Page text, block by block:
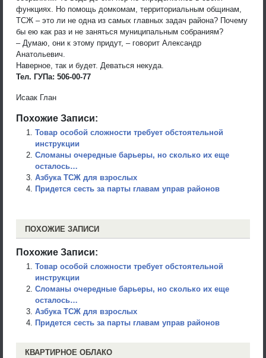
функциях. Но помощь домкомам, территориальным общинам,
ТСЖ – это ли не одна из самых главных задач района? Почему
бы ею как раз и не заняться муниципальным собраниям?
– Думаю, они к этому придут, – говорит Александр
Анатольевич.
Наверное, так и будет. Деваться некуда.
Тел. ГУПа: 506-00-77
Исаак Глан
Похожие Записи:
Товар особой сложности требует обстоятельной
инструкции
Сломаны очередные барьеры, но сколько их еще
осталось…
Азбука ТСЖ для взрослых
Придется сесть за парты главам управ районов
ПОХОЖИЕ ЗАПИСИ
Похожие Записи:
Товар особой сложности требует обстоятельной
инструкции
Сломаны очередные барьеры, но сколько их еще
осталось…
Азбука ТСЖ для взрослых
Придется сесть за парты главам управ районов
КВАРТИРНОЕ ОБЛАКО